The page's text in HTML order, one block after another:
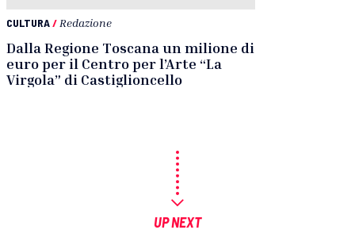
CULTURA/ Redazione
Dalla Regione Toscana un milione di
euro per il Centro per l’Arte “La
Virgola” di Castiglioncello
UP NEXT